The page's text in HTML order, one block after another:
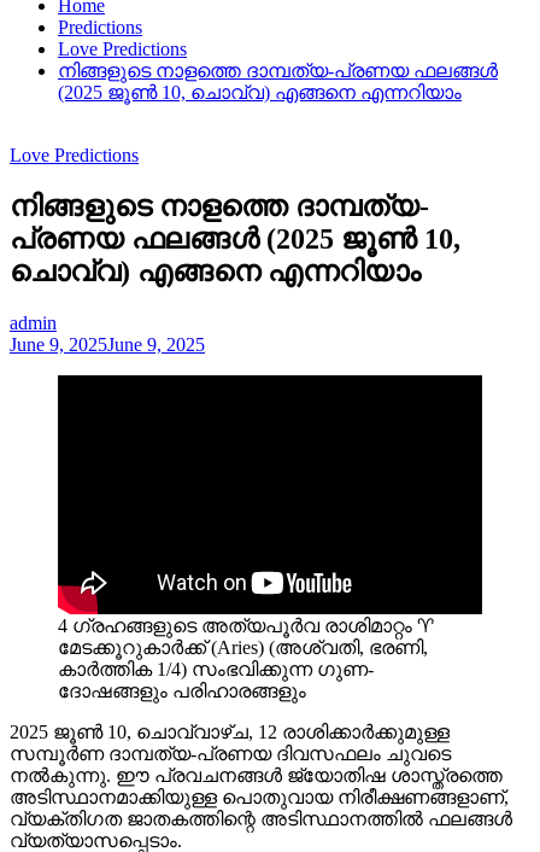
Home
Predictions
Love Predictions
നിങ്ങളുടെ നാളത്തെ ദാമ്പത്യ-പ്രണയ ഫലങ്ങൾ
(2025 ജൂൺ 10, ചൊവ്വ) എങ്ങനെ എന്നറിയാം
Love Predictions
നിങ്ങളുടെ നാളത്തെ ദാമ്പത്യ-
പ്രണയ ഫലങ്ങൾ (2025 ജൂൺ 10,
ചൊവ്വ) എങ്ങനെ എന്നറിയാം
admin
June 9, 2025June 9, 2025
4 ഗ്രഹങ്ങളുടെ അത്യപൂർവ രാശിമാറ്റം ♈
മേടക്കൂറുകാർക്ക് (Aries) (അശ്വതി, ഭരണി,
കാർത്തിക 1/4) സംഭവിക്കുന്ന ഗുണ-
ദോഷങ്ങളും പരിഹാരങ്ങളും
2025 ജൂൺ 10, ചൊവ്വാഴ്ച, 12 രാശിക്കാർക്കുമുള്ള
സമ്പൂർണ ദാമ്പത്യ-പ്രണയ ദിവസഫലം ചുവടെ
നൽകുന്നു. ഈ പ്രവചനങ്ങൾ ജ്യോതിഷ ശാസ്ത്രത്തെ
അടിസ്ഥാനമാക്കിയുള്ള പൊതുവായ നിരീക്ഷണങ്ങളാണ്,
വ്യക്തിഗത ജാതകത്തിന്റെ അടിസ്ഥാനത്തിൽ ഫലങ്ങൾ
വ്യത്യാസപ്പെടാം.